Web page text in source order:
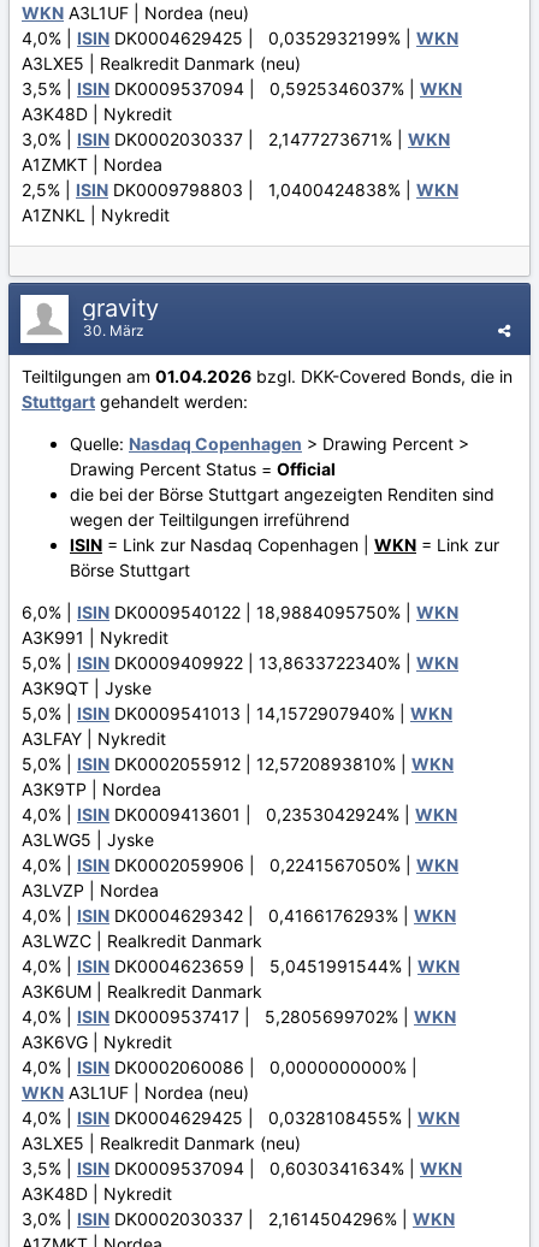
WKN A3L1UF | Nordea (neu)
4,0% | ISIN DK0004629425 | 0,0352932199% | WKN
A3LXE5 | Realkredit Danmark (neu)
3,5% | ISIN DK0009537094 | 0,5925346037% | WKN
A3K48D | Nykredit
3,0% | ISIN DK0002030337 | 2,1477273671% | WKN
A1ZMKT | Nordea
2,5% | ISIN DK0009798803 | 1,0400424838% | WKN
A1ZNKL | Nykredit
gravity
30. März
Teiltilgungen am 01.04.2026 bzgl. DKK-Covered Bonds, die in
Stuttgart gehandelt werden:
Quelle: Nasdaq Copenhagen > Drawing Percent >
Drawing Percent Status = Official
die bei der Börse Stuttgart angezeigten Renditen sind
wegen der Teiltilgungen irreführend
ISIN = Link zur Nasdaq Copenhagen | WKN = Link zur
Börse Stuttgart
6,0% | ISIN DK0009540122 | 18,9884095750% | WKN
A3K991 | Nykredit
5,0% | ISIN DK0009409922 | 13,8633722340% | WKN
A3K9QT | Jyske
5,0% | ISIN DK0009541013 | 14,1572907940% | WKN
A3LFAY | Nykredit
5,0% | ISIN DK0002055912 | 12,5720893810% | WKN
A3K9TP | Nordea
4,0% | ISIN DK0009413601 | 0,2353042924% | WKN
A3LWG5 | Jyske
4,0% | ISIN DK0002059906 | 0,2241567050% | WKN
A3LVZP | Nordea
4,0% | ISIN DK0004629342 | 0,4166176293% | WKN
A3LWZC | Realkredit Danmark
4,0% | ISIN DK0004623659 | 5,0451991544% | WKN
A3K6UM | Realkredit Danmark
4,0% | ISIN DK0009537417 | 5,2805699702% | WKN
A3K6VG | Nykredit
4,0% | ISIN DK0002060086 | 0,0000000000% |
WKN A3L1UF | Nordea (neu)
4,0% | ISIN DK0004629425 | 0,0328108455% | WKN
A3LXE5 | Realkredit Danmark (neu)
3,5% | ISIN DK0009537094 | 0,6030341634% | WKN
A3K48D | Nykredit
3,0% | ISIN DK0002030337 | 2,1614504296% | WKN